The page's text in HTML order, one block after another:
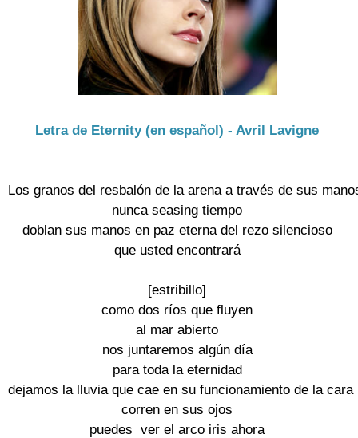
Letra de Eternity (en español) - Avril Lavigne
Los granos del resbalón de la arena a través de sus
nunca seasing tiempo
doblan sus manos en paz eterna del rezo silencioso
que usted encontrará
[estribillo]
como dos ríos que fluyen
al mar abierto
nos juntaremos algún día
para toda la eternidad
dejamos la lluvia que cae en su funcionamiento de la cara
corren en sus ojos
puedes  ver el arco iris ahora